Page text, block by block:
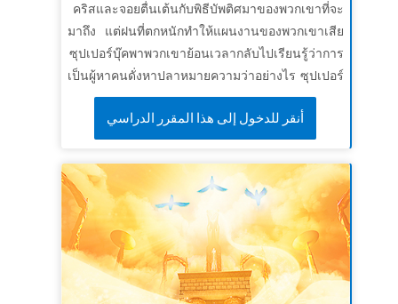
คริสและจอยตื่นเต้นกับพิธีบัพติศมาของพวกเขาที่จะ
มาถึง แต่ฝนที่ตกหนักทำให้แผนงานของพวกเขาเสีย
ซุปเปอร์บุ๊คพาพวกเขาย้อนเวลากลับไปเรียนรู้ว่าการ
เป็นผู้หาคนดั่งหาปลาหมายความว่าอย่างไร ซุปเปอร์
บุ๊คยังดึงให้เอลลี่เดินทางไปกับพวกเขาด้วย คริสและ
จอยได้เห็นการที่เอลลี่ได้พบพระเยซูเป็นครั้งแรกและ
นำให้เธอต้อนรับพระองค์เป็นพระผู้ช่วยให้รอด เมื่อ
กลับมาถึงบ้าน อากาศก็ปลอดโปร่ง และพิธีบัพติศมา
สามารถจัดขึ้นได้ รวมทั้งของเอลลี่ด้วย!
บทเรียนที่ 1: ติดตามพระเยซู!
สุดยอดแห่งความจริง:ฉันเลือกที่จะติดตามพระเยซู
สุดยอดพระวจนะ:“ผู้ที่รับใช้เราต้องตามเรามา และ
أنقر للدخول إلى هذا المقرر الدراسي